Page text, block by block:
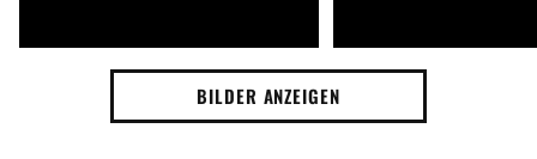
BILDER ANZEIGEN